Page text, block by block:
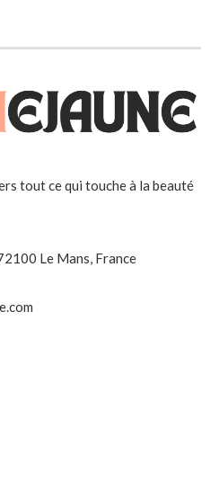
tout ce qui touche à la beauté
Le Mans, France